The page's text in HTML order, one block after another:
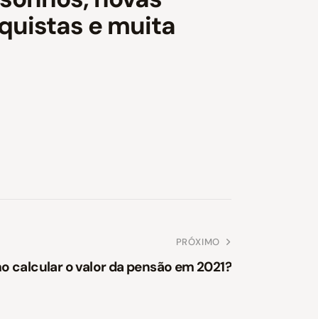
e muita
PRÓXIMO
calcular o valor da pensão em 2021?